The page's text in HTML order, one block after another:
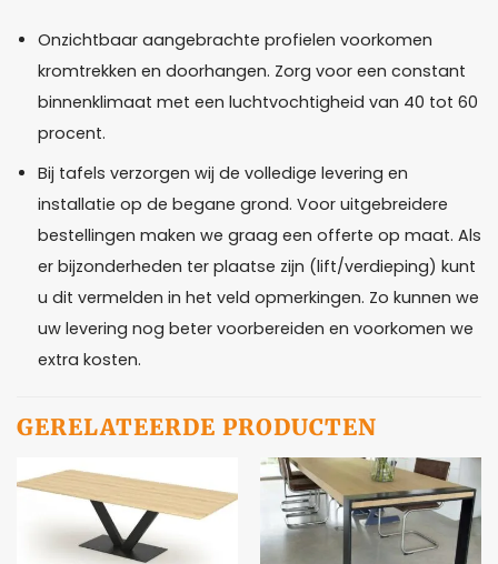
Onzichtbaar aangebrachte profielen voorkomen
kromtrekken en doorhangen. Zorg voor een constant
binnenklimaat met een luchtvochtigheid van 40 tot 60
procent.
Bij tafels verzorgen wij de volledige levering en
installatie op de begane grond. Voor uitgebreidere
bestellingen maken we graag een offerte op maat. Als
er bijzonderheden ter plaatse zijn (lift/verdieping) kunt
u dit vermelden in het veld opmerkingen. Zo kunnen we
uw levering nog beter voorbereiden en voorkomen we
extra kosten.
GERELATEERDE PRODUCTEN